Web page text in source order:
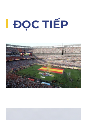
ĐỌC TIẾP